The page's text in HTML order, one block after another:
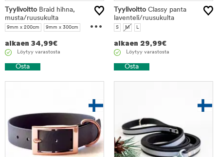
Tyylivoitto Braid hihna,
musta/ruusukulta
9mm x 200cm
9mm x 300cm
...
alkaen 34,99€
Löytyy varastosta
Osta
Tyylivoitto Classy panta
laventeli/ruusukulta
S M L
alkaen 29,99€
Löytyy varastosta
Osta